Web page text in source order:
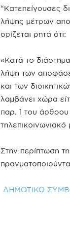
“Κατεπείγουσες
λήψης μέτρων
ορίζεται ρητά ότι:
«Κατά το
λήψη των
και των
λαμβάνει χώρα
παρ. 1 του
τηλεπικοινωνιακό
Στην περίπτωση
ΔΗΜΟΤΙΚΟ